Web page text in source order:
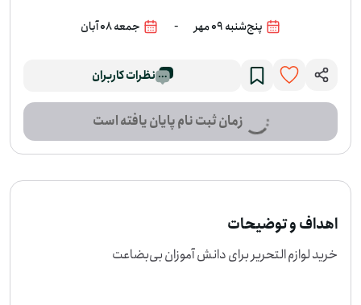
پنج‌شنبه 09 مهر - جمعه 08 آبان
نظرات کاربران
زمان ثبت نام پایان یافته است
اهداف و توضیحات
خرید لوازم التحریر برای دانش آموزان بی‌بضاعت